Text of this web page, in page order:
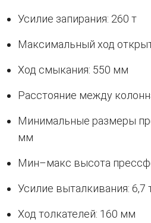
Усилие запирания: 260 т
Максимальный ход
Ход смыкания: 550 мм
Расстояние между
Минимальные размеры
мм
Мин–макс высота
Усилие выталкивания: 6,7
Ход толкателей: 160 мм